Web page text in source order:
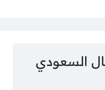
السعودي